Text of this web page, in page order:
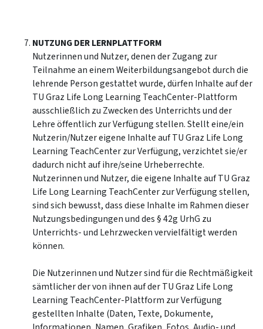
NUTZUNG DER LERNPLATTFORM
Nutzerinnen und Nutzer, denen der Zugang zur
Teilnahme an einem Weiterbildungsangebot durch die
lehrende Person gestattet wurde, dürfen Inhalte auf der
TU Graz Life Long Learning TeachCenter-Plattform
ausschließlich zu Zwecken des Unterrichts und der
Lehre öffentlich zur Verfügung stellen. Stellt eine/ein
Nutzerin/Nutzer eigene Inhalte auf TU Graz Life Long
Learning TeachCenter zur Verfügung, verzichtet sie/er
dadurch nicht auf ihre/seine Urheberrechte.
Nutzerinnen und Nutzer, die eigene Inhalte auf TU Graz
Life Long Learning TeachCenter zur Verfügung stellen,
sind sich bewusst, dass diese Inhalte im Rahmen dieser
Nutzungsbedingungen und des § 42g UrhG zu
Unterrichts- und Lehrzwecken vervielfältigt werden
können.
Die Nutzerinnen und Nutzer sind für die Rechtmäßigkeit
sämtlicher der von ihnen auf der TU Graz Life Long
Learning TeachCenter-Plattform zur Verfügung
gestellten Inhalte (Daten, Texte, Dokumente,